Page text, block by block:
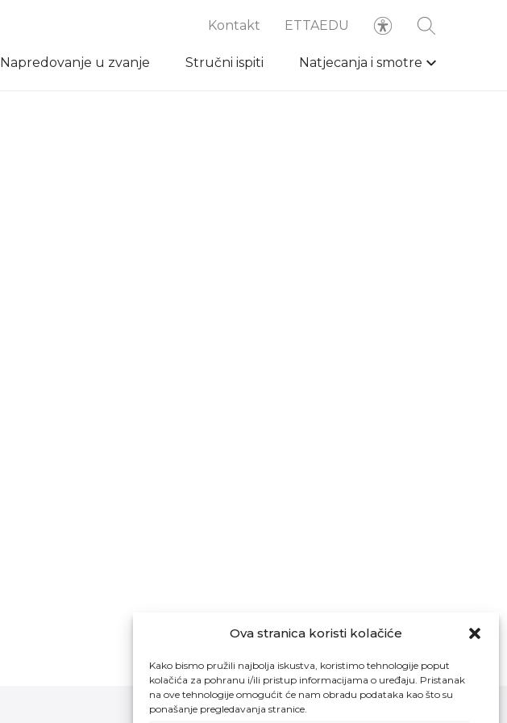
Ova stranica koristi kolačiće
Kako bismo pružili najbolja iskustva, koristimo tehnologije poput
kolačića za pohranu i/ili pristup informacijama o uređaju. Pristanak
na ove tehnologije omogućit će nam obradu podataka kao što su
ponašanje pregledavanja stranice.
Kontakt ETTAEDU
Napredovanje u zvanje Stručni ispiti Natjecanja i smotre